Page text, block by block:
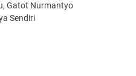
Gatot Nurmantyo
Sendiri